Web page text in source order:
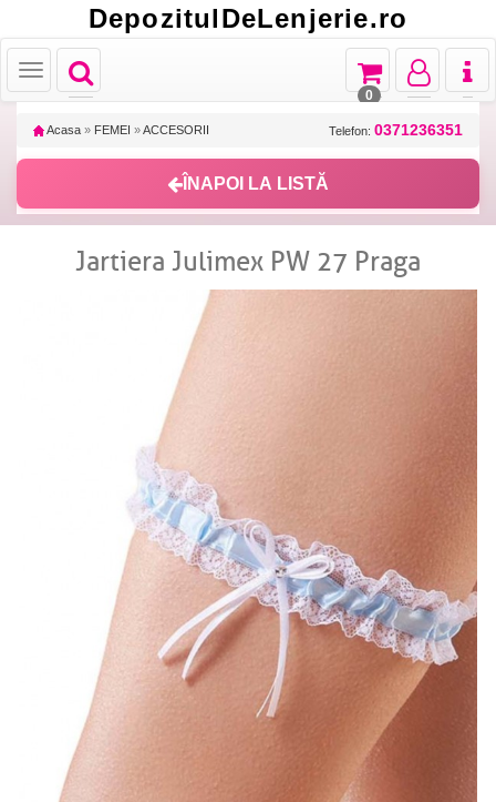
DepozitulDeLenjerie.ro
Toggle
navigation
Toggle
Toggle
navigation
Toggle
navigation
Toggle
navigation
0
Acasa » FEMEI »ACCESORII Telefon: 0371236351
ÎNAPOI LA LISTĂ
Jartiera Julimex PW 27 Praga